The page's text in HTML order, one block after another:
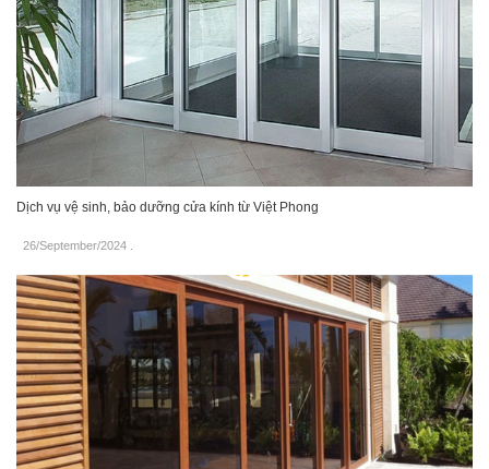
Dịch vụ vệ sinh, bảo dưỡng cửa kính từ Việt Phong
26/September/2024